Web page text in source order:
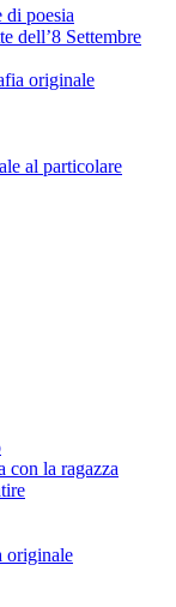
poesia
dell’8 Settembre
originale
al particolare
con la ragazza
originale